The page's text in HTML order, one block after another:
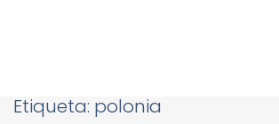
Etiqueta: polonia